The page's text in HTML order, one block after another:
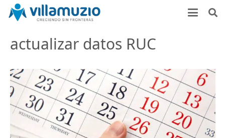
actualizar datos RUC